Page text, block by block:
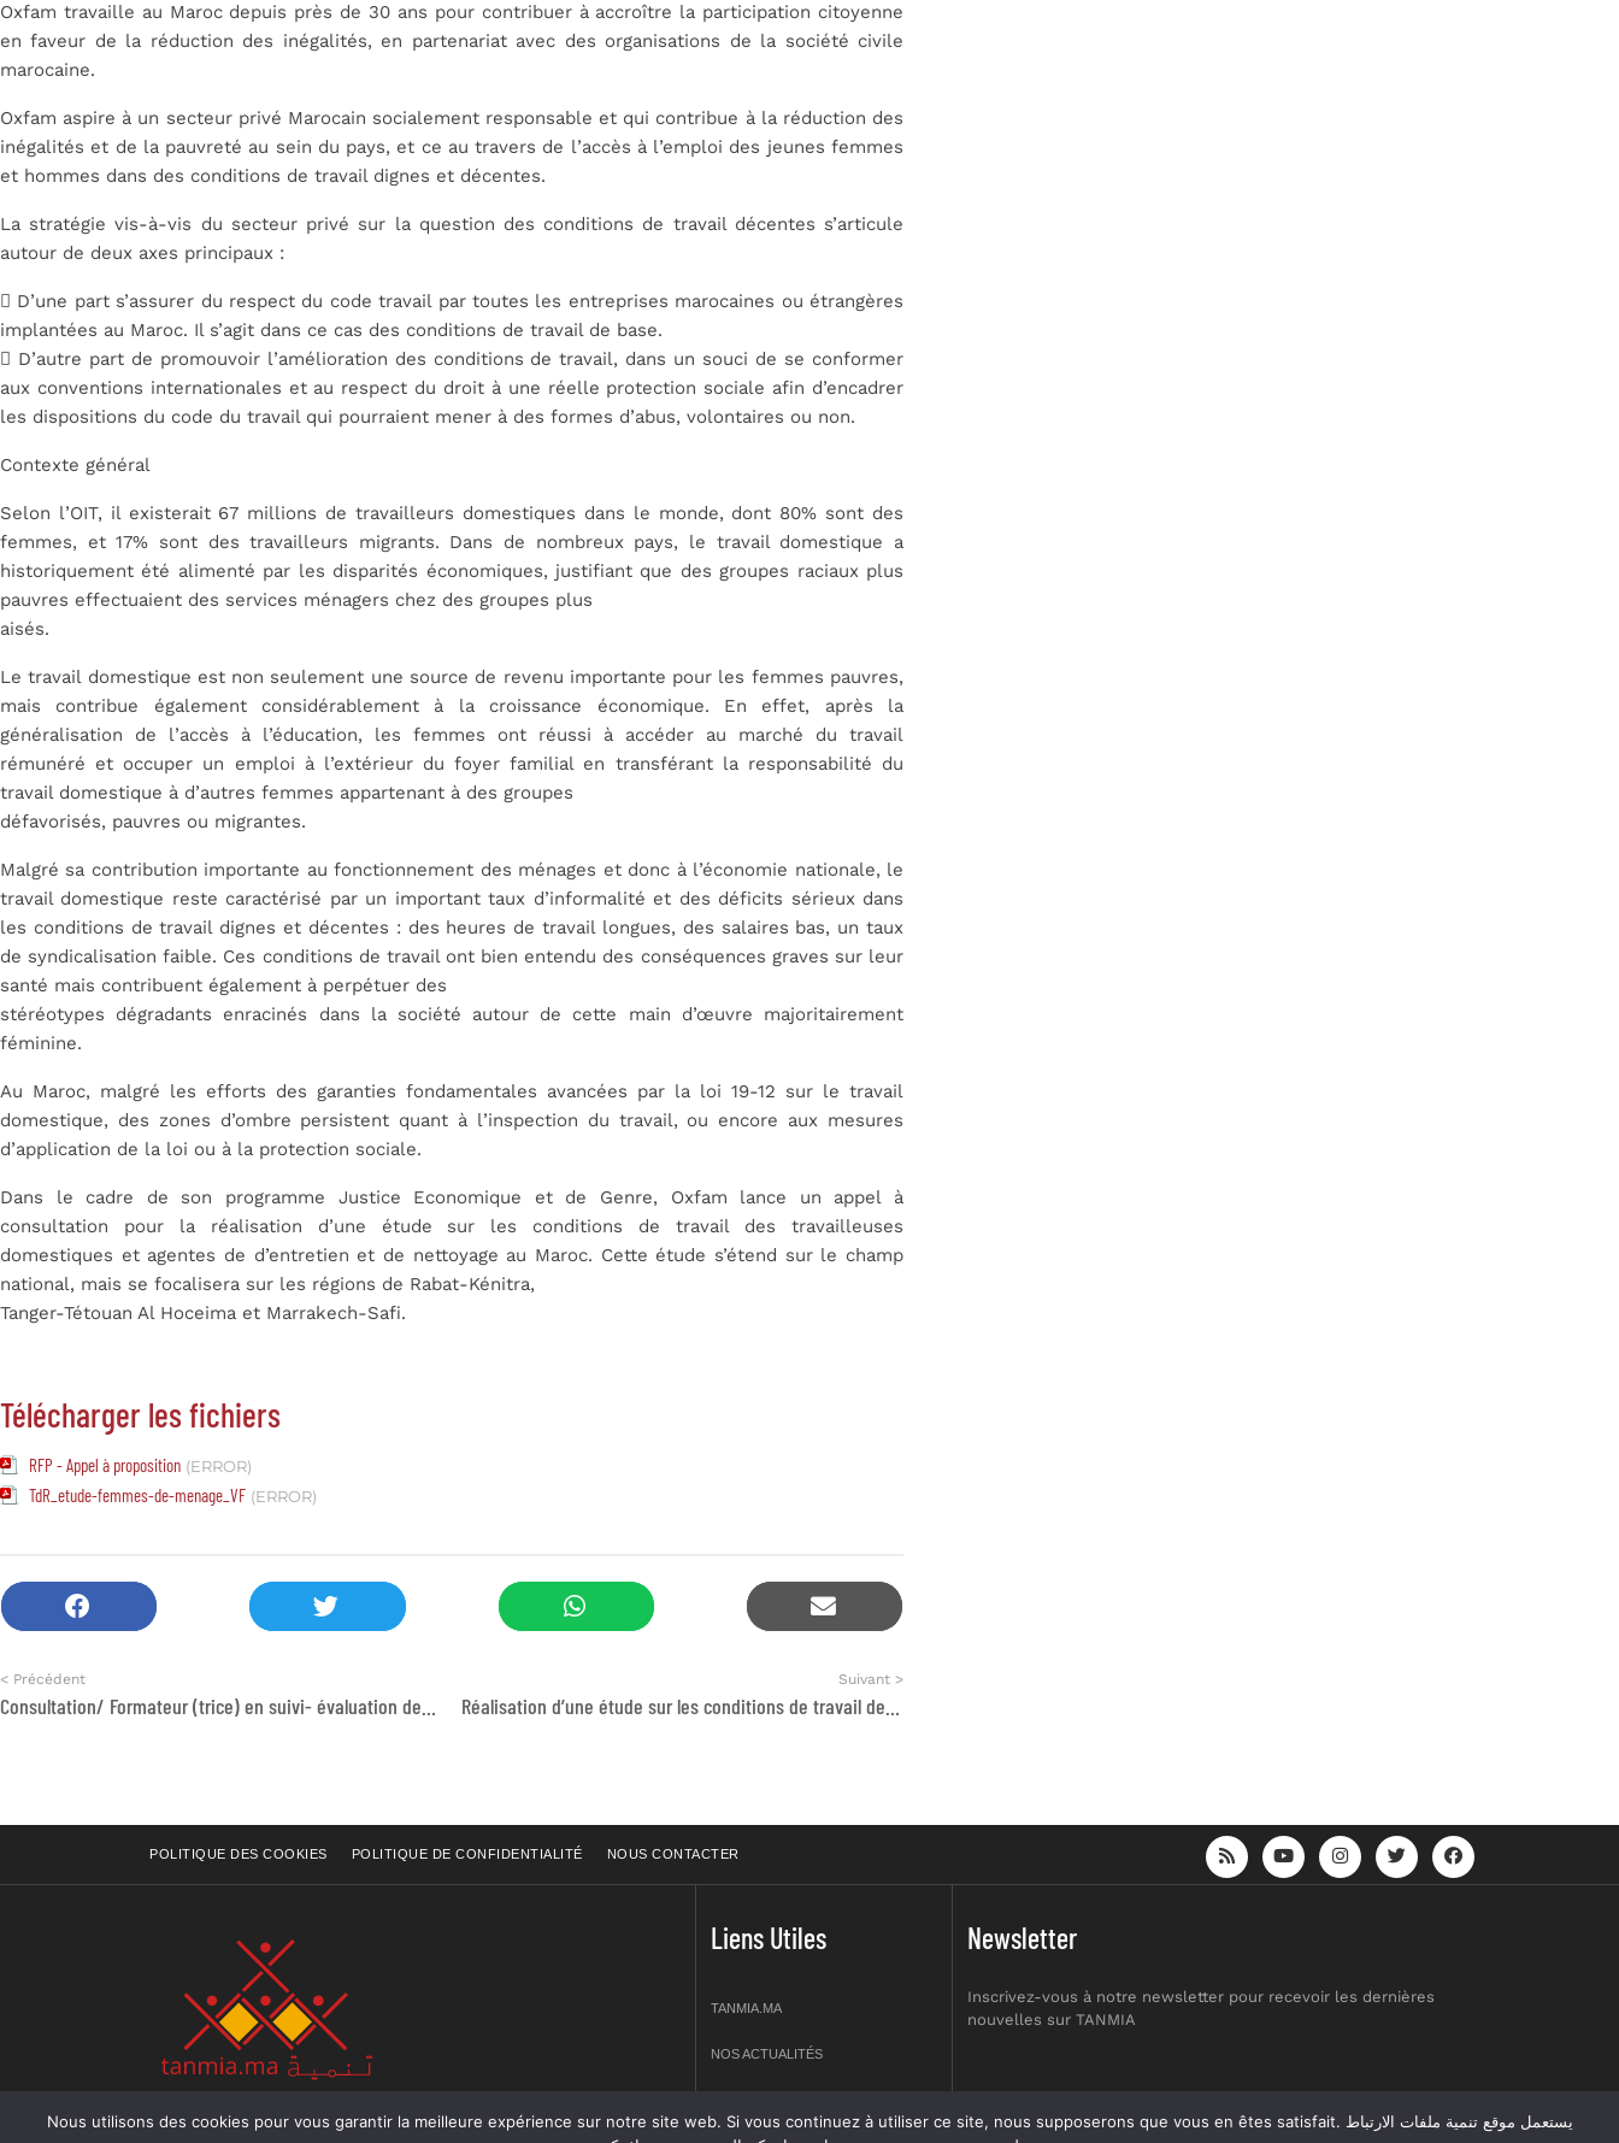
Oxfam travaille au Maroc depuis près de 30 ans pour contribuer à accroître la participation citoyenne
en faveur de la réduction des inégalités, en partenariat avec des organisations de la société civile
marocaine.
Oxfam aspire à un secteur privé Marocain socialement responsable et qui contribue à la réduction des
inégalités et de la pauvreté au sein du pays, et ce au travers de l’accès à l’emploi des jeunes femmes
et hommes dans des conditions de travail dignes et décentes.
La stratégie vis-à-vis du secteur privé sur la question des conditions de travail décentes s’articule
autour de deux axes principaux :
 D’une part s’assurer du respect du code travail par toutes les entreprises marocaines ou étrangères
implantées au Maroc. Il s’agit dans ce cas des conditions de travail de base.
 D’autre part de promouvoir l’amélioration des conditions de travail, dans un souci de se conformer
aux conventions internationales et au respect du droit à une réelle protection sociale afin d’encadrer
les dispositions du code du travail qui pourraient mener à des formes d’abus, volontaires ou non.
Contexte général
Selon l’OIT, il existerait 67 millions de travailleurs domestiques dans le monde, dont 80% sont des
femmes, et 17% sont des travailleurs migrants. Dans de nombreux pays, le travail domestique a
historiquement été alimenté par les disparités économiques, justifiant que des groupes raciaux plus
pauvres effectuaient des services ménagers chez des groupes plus
aisés.
Le travail domestique est non seulement une source de revenu importante pour les femmes pauvres,
mais contribue également considérablement à la croissance économique. En effet, après la
généralisation de l’accès à l’éducation, les femmes ont réussi à accéder au marché du travail
rémunéré et occuper un emploi à l’extérieur du foyer familial en transférant la responsabilité du
travail domestique à d’autres femmes appartenant à des groupes
défavorisés, pauvres ou migrantes.
Malgré sa contribution importante au fonctionnement des ménages et donc à l’économie nationale, le
travail domestique reste caractérisé par un important taux d’informalité et des déficits sérieux dans
les conditions de travail dignes et décentes : des heures de travail longues, des salaires bas, un taux
de syndicalisation faible. Ces conditions de travail ont bien entendu des conséquences graves sur leur
santé mais contribuent également à perpétuer des
stéréotypes dégradants enracinés dans la société autour de cette main d’œuvre majoritairement
féminine.
Au Maroc, malgré les efforts des garanties fondamentales avancées par la loi 19-12 sur le travail
domestique, des zones d’ombre persistent quant à l’inspection du travail, ou encore aux mesures
d’application de la loi ou à la protection sociale.
Dans le cadre de son programme Justice Economique et de Genre, Oxfam lance un appel à
consultation pour la réalisation d’une étude sur les conditions de travail des travailleuses
domestiques et agentes de d’entretien et de nettoyage au Maroc. Cette étude s’étend sur le champ
national, mais se focalisera sur les régions de Rabat-Kénitra,
Tanger-Tétouan Al Hoceima et Marrakech-Safi.
Télécharger les fichiers
RFP - Appel à proposition (ERROR)
TdR_etude-femmes-de-menage_VF (ERROR)
< Précédent Suivant >
POLITIQUE DES COOKIES POLITIQUE DE CONFIDENTIALITÉ NOUS CONTACTER
Rue Raiss Achour, Résidence Badr A, ler étage, Apprt NO 2,
Liens Utiles
TANMIA.MA
NOS ACTUALITÉS
Newsletter
Inscrivez-vous à notre newsletter pour recevoir les dernières
nouvelles sur TANMIA
Nous utilisons des cookies pour vous garantir la meilleure expérience sur notre site web. Si vous continuez à utiliser ce site, nous supposerons que vous en êtes satisfait. يستعمل موقع تنمية ملفات الارتباط